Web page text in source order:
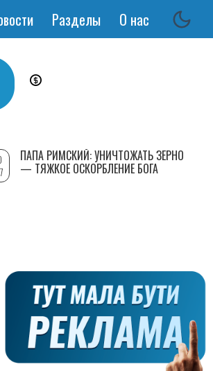
Разделы О нас
ПАПА РИМСКИЙ: УНИЧТОЖАТЬ ЗЕРНО
— ТЯЖКОЕ ОСКОРБЛЕНИЕ БОГА